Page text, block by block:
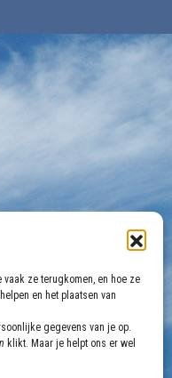
ze terugkomen, en hoe ze
en het plaatsen van
gegevens van je op.
klikt. Maar je helpt ons er wel